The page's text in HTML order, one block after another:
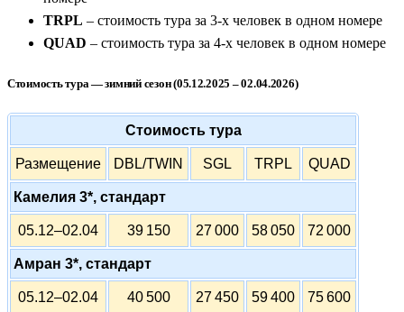
TRPL – стоимость тура за 3-х человек в одном номере
QUAD – стоимость тура за 4-х человек в одном номере
Стоимость тура — зимний сезон (05.12.2025 – 02.04.2026)
Стоимость тура
Размещение DBL/TWIN SGL TRPL QUAD
Камелия 3*, стандарт
05.12–02.04 39 150 27 000 58 050 72 000
Амран 3*, стандарт
05.12–02.04 40 500 27 450 59 400 75 600